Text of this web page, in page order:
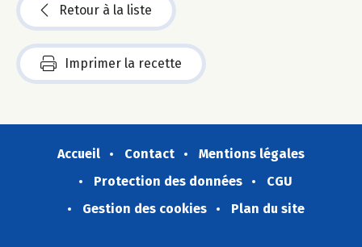
Retour à la liste
Imprimer la recette
Accueil Contact
Mentions légales
Protection des données
CGU
Gestion des cookies
Plan du site